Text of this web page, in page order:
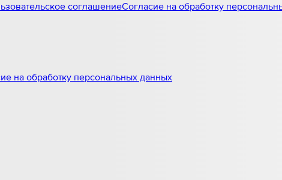
соглашениеСогласие на обработку
на обработку персональных данных